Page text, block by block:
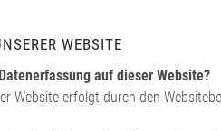
WEBSITE
auf dieser Website?
Website erfolgt durch den